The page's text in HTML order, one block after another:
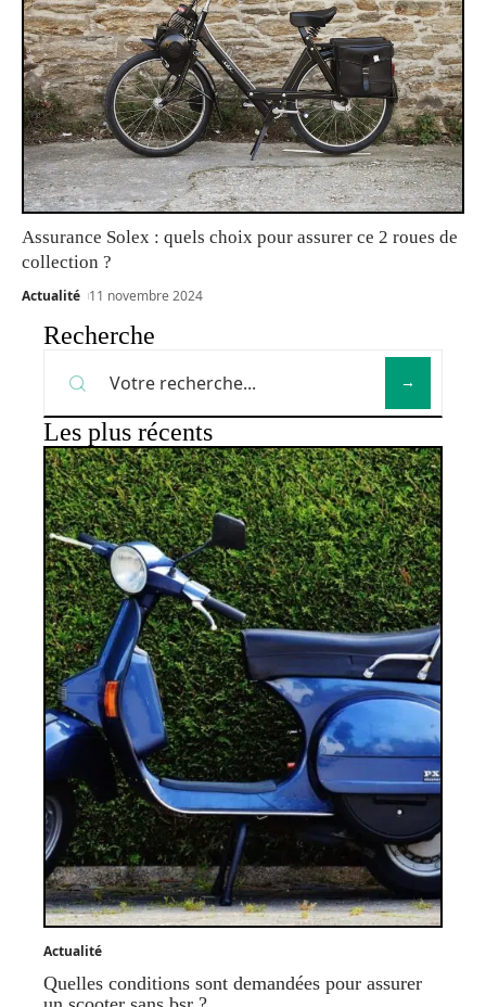
Assurance Solex : quels choix pour assurer ce 2 roues de
collection ?
Actualité 11 novembre 2024
Recherche
Les plus récents
Actualité
Quelles conditions sont demandées pour assurer